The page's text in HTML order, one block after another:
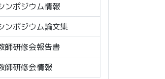
ンポジウム情報
ンポジウム論文集
師研修会報告書
師研修会情報